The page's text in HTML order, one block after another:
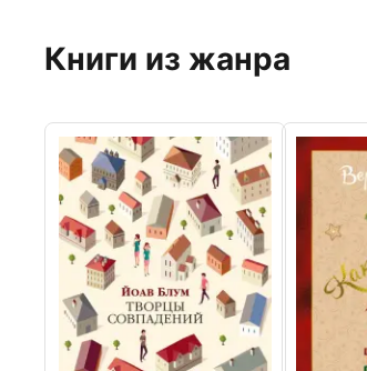
Книги из жанра